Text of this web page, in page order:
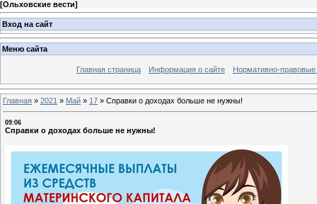
[Ольховские вести]
Вход на сайт
Меню сайта
Главная страница Информация о сайте Нормативно-правовые
Главная » 2021 » Май » 17 » Справки о доходах больше не нужны!
09:06
Справки о доходах больше не нужны!